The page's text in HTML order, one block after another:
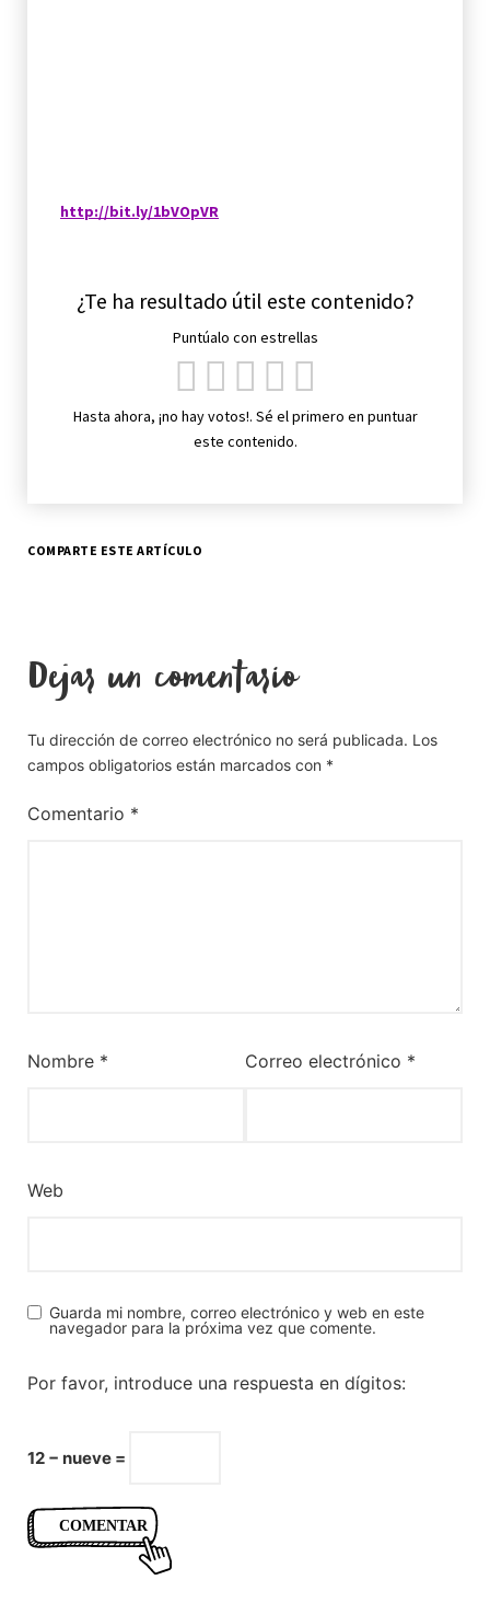
http://bit.ly/1bVOpVR
¿Te ha resultado útil este contenido?
Puntúalo con estrellas
Hasta ahora, ¡no hay votos!. Sé el primero en puntuar
este contenido.
COMPARTE ESTE ARTÍCULO
Dejar un comentario
Tu dirección de correo electrónico no será publicada. Los
campos obligatorios están marcados con *
Comentario *
Nombre * Correo electrónico *
Web
Guarda mi nombre, correo electrónico y web en este
navegador para la próxima vez que comente.
Por favor, introduce una respuesta en dígitos:
12 − nueve =